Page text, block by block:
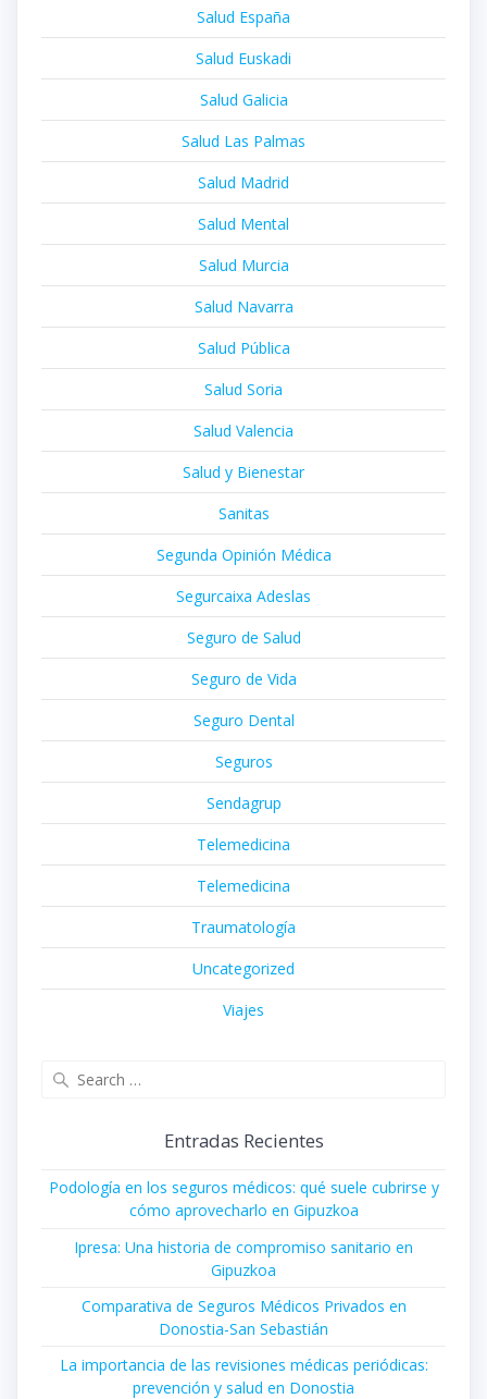
Salud España
Salud Euskadi
Salud Galicia
Salud Las Palmas
Salud Madrid
Salud Mental
Salud Murcia
Salud Navarra
Salud Pública
Salud Soria
Salud Valencia
Salud y Bienestar
Sanitas
Segunda Opinión Médica
Segurcaixa Adeslas
Seguro de Salud
Seguro de Vida
Seguro Dental
Seguros
Sendagrup
Telemedicina
Telemedicina
Traumatología
Uncategorized
Viajes
Entradas Recientes
Podología en los seguros médicos: qué suele cubrirse y
cómo aprovecharlo en Gipuzkoa
Ipresa: Una historia de compromiso sanitario en
Gipuzkoa
Comparativa de Seguros Médicos Privados en
Donostia-San Sebastián
La importancia de las revisiones médicas periódicas:
prevención y salud en Donostia